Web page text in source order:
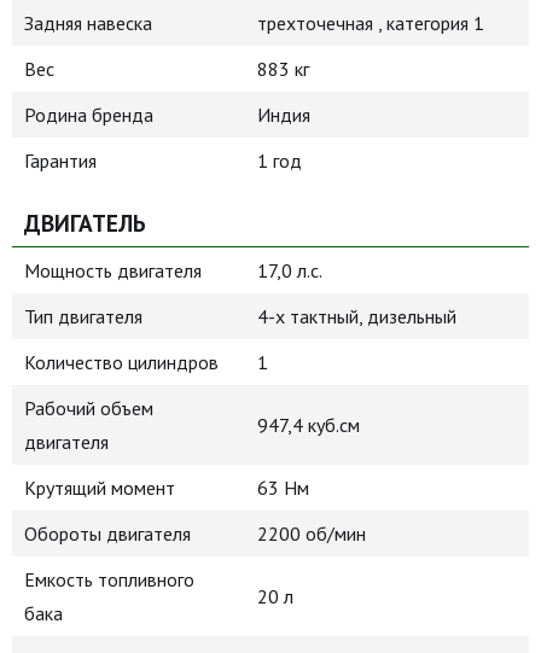
Задняя навеска
трехточечная , категория 1
Вес
883 кг
Родина бренда
Индия
Гарантия
1 год
ДВИГАТЕЛЬ
Мощность двигателя
17,0 л.с.
Тип двигателя
4-х тактный, дизельный
Количество цилиндров
1
Рабочий объем
двигателя
947,4 куб.см
Крутящий момент
63 Нм
Обороты двигателя
2200 об/мин
Емкость топливного
бака
20 л